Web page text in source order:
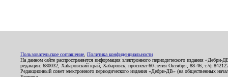
Пользовательское соглашение Политика конфиденциальности
На данном сайте распространяется информация электронного периодического издания
редакции: 680032, Хабаровский край, Хабаровск, проспект 60-летия Октября, 88-46, т./
Редакционный совет электронного периодического издания «Дебри-ДВ» (на